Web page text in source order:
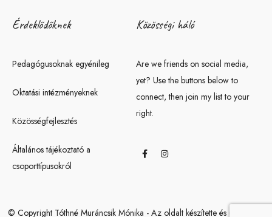
Érdeklődőknek
Pedagógusoknak egyénileg
Oktatási intézményeknek
Közösségfejlesztés
Általános tájékoztató a
csoporttípusokról
Közösségi háló
Are we friends on social media,
yet? Use the buttons below to
connect, then join my list to your
right.
© Copyright Tóthné Muráncsik Mónika - Az oldalt készítette és üzemelteti